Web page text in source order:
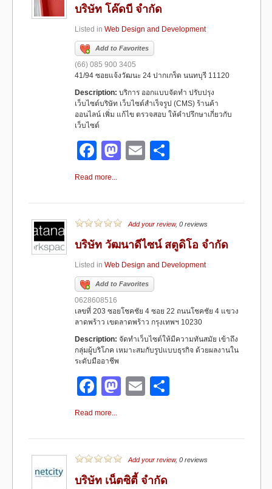
o
o
k
o
n
บริษัท โค๊ดบี จำกัด
Listed in Web Design and Development
Add to Favorites
(66) 085 900 3405
41/94 ซอยแจ้งวัฒนะ 24 ปากเกร็ด นนทบุรี 11120
Description: บริการ ออกแบบจัดทำ ปรับปรุง
เว็บไซต์บริษัท เว็บไซต์สำเร็จรูป (CMS) ร้านค้า
ออนไลน์ เพิ่ม แก้ไข ตรวจสอบ ให้คำปรึกษาเกี่ยวกับ
เว็บไซต์
F
a
e
b
o
o
k
M
o
d
o
n
E
e
Read more...
Add your review, 0 reviews
บริษัท วัฒนาดีไซน์ สตูดิโอ จำกัด
Listed in Web Design and Development
Add to Favorites
0628608516
เลขที่ 203 ซอยโชคชัย 4 ซอย 22 ถนนโชคชัย 4 แขวง
ลาดพร้าว เขตลาดพร้าว กรุงเทพฯ 10230
Description: จัดทำเว็บไซต์ให้มีความทันสมัย เข้าถึง
กลุ่มผู้บริโภค เหมาะสมกับรูปแบบธุรกิจ ด้วยผลงานใน
ระดับมืออาชีพ
F
a
e
b
o
M
o
d
o
E
e
Read more...
Add your review, 0 reviews
บริษัท เน็ตซิตี้ จำกัด